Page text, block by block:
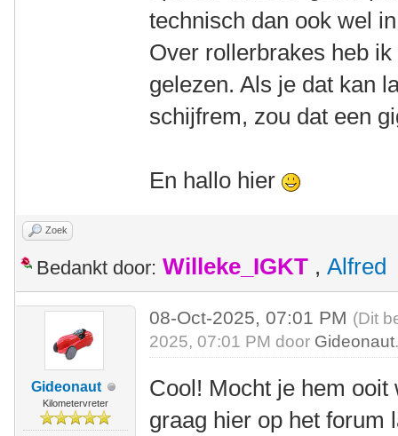
technisch dan ook wel
Over rollerbrakes heb
gelezen. Als je dat kan
schijfrem, zou dat een
En hallo hier
Zoek
Bedankt door: Willeke_IGKT , Alfred
Gideonaut
Kilometervreter
08-Oct-2025, 07:01 PM (Dit
2025, 07:01 PM door Gideonaut
Cool! Mocht je hem
graag hier op het forum